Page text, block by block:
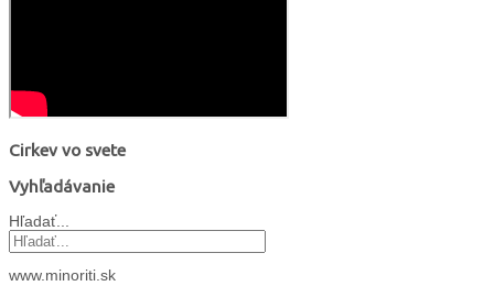
Cirkev vo svete
Vyhľadávanie
Hľadať...
www.minoriti.sk